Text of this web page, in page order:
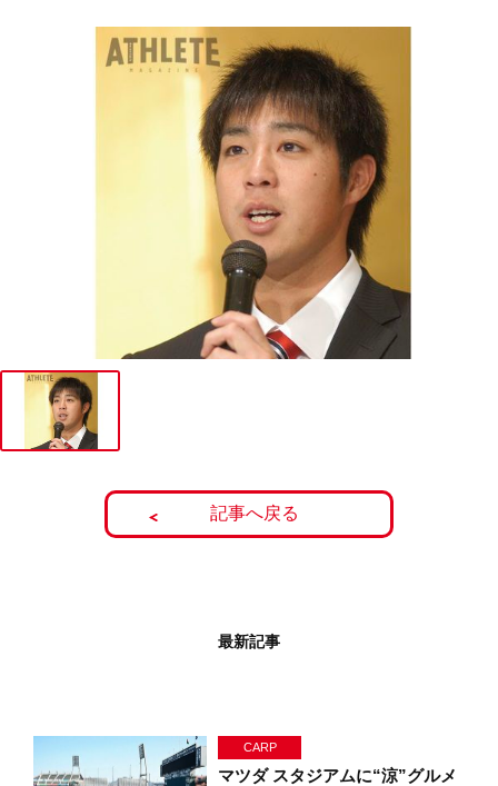
記事へ戻る
最新記事
CARP
マツダ スタジアムに“涼”グルメ